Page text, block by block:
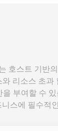
호스트 기반
와 리소스 초
부여할 수
니스에 필수적